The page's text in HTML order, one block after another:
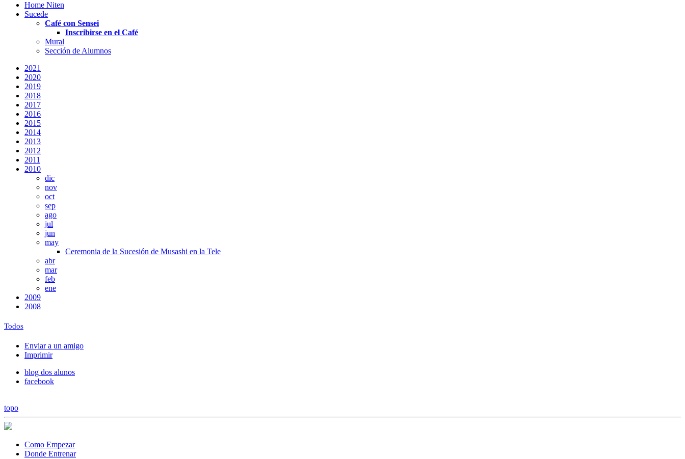
Home Niten
Sucede
Café con Sensei
Inscribirse en el Café
Mural
Sección de Alumnos
2021
2020
2019
2018
2017
2016
2015
2014
2013
2012
2011
2010
dic
nov
oct
sep
ago
jul
jun
may
Ceremonia de la Sucesión de Musashi en la Tele
abr
mar
feb
ene
2009
2008
Todos
Enviar a un amigo
Imprimir
blog dos alunos
facebook
topo
Como Empezar
Donde Entrenar